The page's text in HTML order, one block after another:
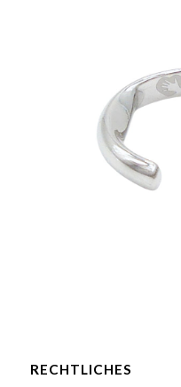
RECHTLICHES